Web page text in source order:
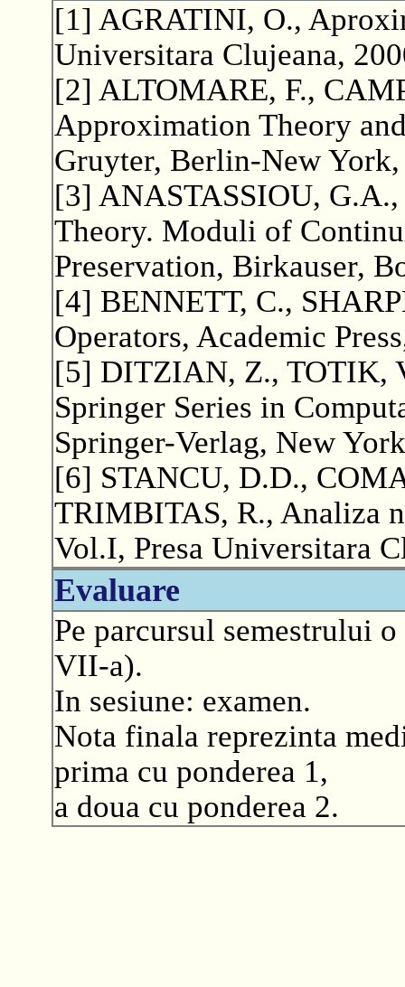
[1] AGRATINI, O.,
Universitara Clujeana,
[2] ALTOMARE, F.,
Approximation Theory
Gruyter, Berlin-New
[3] ANASTASSIOU,
Theory. Moduli of
Preservation, Birkauser,
[4] BENNETT, C.,
Operators, Academic
[5] DITZIAN, Z., TOTIK,
Springer Series in
Springer-Verlag, New
[6] STANCU, D.D.,
TRIMBITAS, R., Analiza
Vol.I, Presa Universitara
Evaluare
Pe parcursul semestrului
VII-a).
In sesiune: examen.
Nota finala reprezinta
prima cu ponderea 1,
a doua cu ponderea 2.